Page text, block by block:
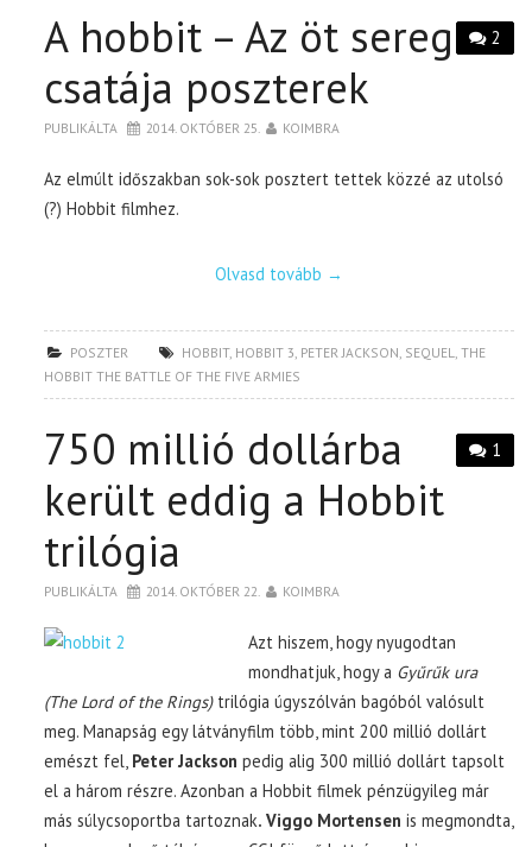
2
A hobbit – Az öt sereg
csatája poszterek
PUBLIKÁLTA 2014. OKTÓBER 25. KOIMBRA
Az elmúlt időszakban sok-sok posztert tettek közzé az utolsó
(?) Hobbit filmhez.
Olvasd tovább →
POSZTER HOBBIT, HOBBIT 3 PETER JACKSON SEQUEL ,THE
HOBBIT THE BATTLE OF THE FIVE ARMIES
1
750 millió dollárba
került eddig a Hobbit
trilógia
PUBLIKÁLTA 2014. OKTÓBER 22. KOIMBRA
Azt hiszem, hogy nyugodtan
mondhatjuk, hogy a Gyűrűk ura
(The Lord of the Rings)trilógia úgyszólván bagóból valósult
meg. Manapság egy látványfilm több, mint 200 millió dollárt
emészt fel, Peter Jackson pedig alig 300 millió dollárt tapsolt
el a három részre. Azonban a Hobbit filmek pénzügyileg már
más súlycsoportba tartoznak. Viggo Mortensen is megmondta,